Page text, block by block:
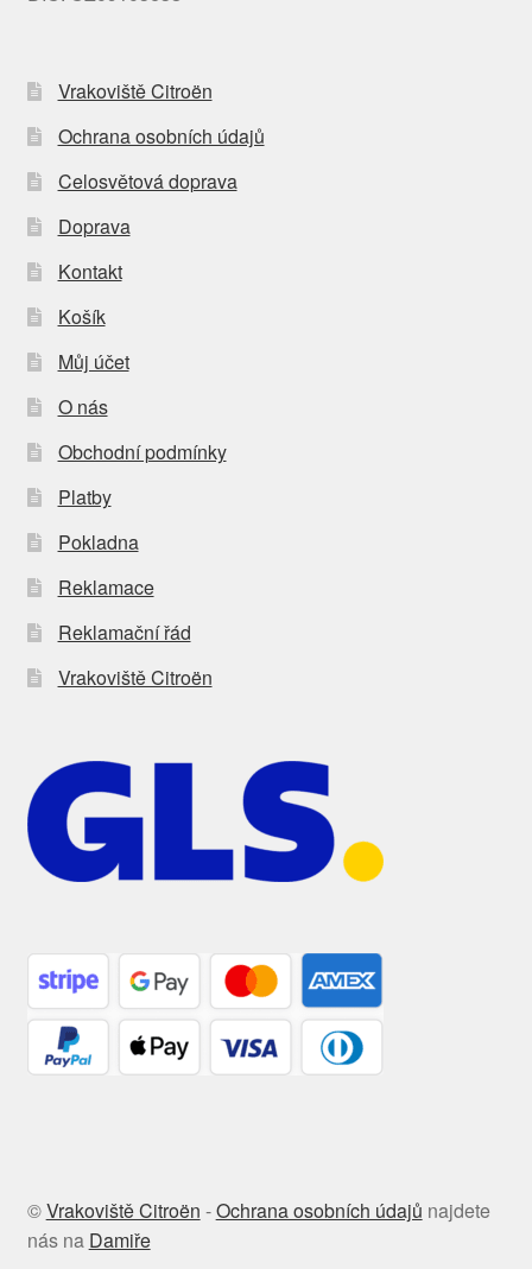
Vrakoviště Citroën
Ochrana osobních údajů
Celosvětová doprava
Doprava
Kontakt
Košík
Můj účet
O nás
Obchodní podmínky
Platby
Pokladna
Reklamace
Reklamační řád
Vrakoviště Citroën
©Vrakoviště Citroën -Ochrana osobních údajů najdete
nás na Damiře